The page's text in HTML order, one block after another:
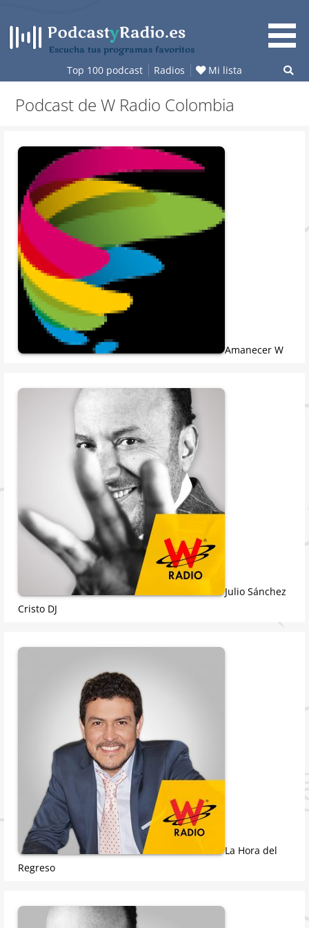
contenido
Escucha tus programas favoritos
Top 100 podcast Radios Mi lista
Podcast de W Radio Colombia
Amanecer W
Julio Sánchez
Cristo DJ
La Hora del
Regreso